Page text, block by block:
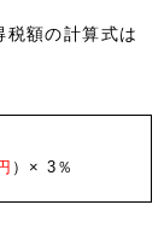
額の計算式は
）× 3％